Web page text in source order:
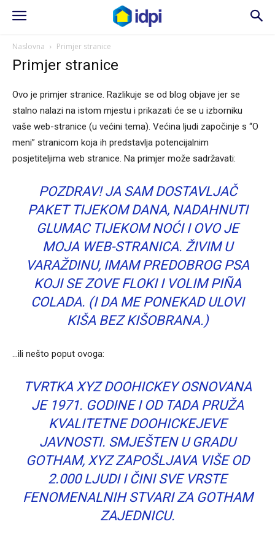
Naslovna Primjer stranice
Primjer stranice
Ovo je primjer stranice. Razlikuje se od blog objave jer se
stalno nalazi na istom mjestu i prikazati će se u izborniku
vaše web-stranice (u većini tema). Većina ljudi započinje s “O
meni” stranicom koja ih predstavlja potencijalnim
posjetiteljima web stranice. Na primjer može sadržavati:
POZDRAV! JA SAM DOSTAVLJAČ
PAKET TIJEKOM DANA, NADAHNUTI
GLUMAC TIJEKOM NOĆI I OVO JE
MOJA WEB-STRANICA. ŽIVIM U
VARAŽDINU, IMAM PREDOBROG PSA
KOJI SE ZOVE FLOKI I VOLIM PIÑA
COLADA. (I DA ME PONEKAD ULOVI
KIŠA BEZ KIŠOBRANA.)
…ili nešto poput ovoga:
TVRTKA XYZ DOOHICKEY OSNOVANA
JE 1971. GODINE I OD TADA PRUŽA
KVALITETNE DOOHICKEJEVE
JAVNOSTI. SMJEŠTEN U GRADU
GOTHAM, XYZ ZAPOŠLJAVA VIŠE OD
2.000 LJUDI I ČINI SVE VRSTE
FENOMENALNIH STVARI ZA GOTHAM
ZAJEDNICU.